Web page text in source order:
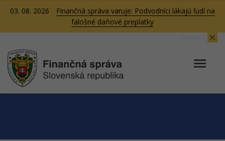
03. 08. 2026
Finančná správa varuje: Podvodníci lákajú ľudí na
falošné daňové preplatky
Server BB03